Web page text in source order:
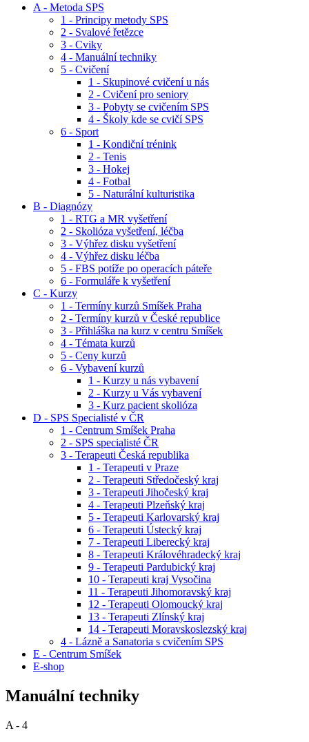
A - Metoda SPS
1 - Principy metody SPS
2 - Svalové řetězce
3 - Cviky
4 - Manuální techniky
5 - Cvičení
1 - Skupinové cvičení u nás
2 - Cvičení pro seniory
3 - Pobyty se cvičením SPS
4 - Školy kde se cvičí SPS
6 - Sport
1 - Kondiční trénink
2 - Tenis
3 - Hokej
4 - Fotbal
5 - Naturální kulturistika
B - Diagnózy
1 - RTG a MR vyšetření
2 - Skolióza vyšetření, léčba
3 - Výhřez disku vyšetření
4 - Výhřez disku léčba
5 - FBS potíže po operacích páteře
6 - Formuláře k vyšetření
C - Kurzy
1 - Termíny kurzů Smíšek Praha
2 - Termíny kurzů v České republice
3 - Přihláška na kurz v centru Smíšek
4 - Témata kurzů
5 - Ceny kurzů
6 - Vybavení kurzů
1 - Kurzy u nás vybavení
2 - Kurzy u Vás vybavení
3 - Kurz pacient skolióza
D - SPS Specialisté v ČR
1 - Centrum Smíšek Praha
2 - SPS specialisté ČR
3 - Terapeuti Česká republika
1 - Terapeuti v Praze
2 - Terapeuti Středočeský kraj
3 - Terapeuti Jihočeský kraj
4 - Terapeuti Plzeňský kraj
5 - Terapeuti Karlovarský kraj
6 - Terapeuti Ústecký kraj
7 - Terapeuti Liberecký kraj
8 - Terapeuti Královéhradecký kraj
9 - Terapeuti Pardubický kraj
10 - Terapeuti kraj Vysočina
11 - Terapeuti Jihomoravský kraj
12 - Terapeuti Olomoucký kraj
13 - Terapeuti Zlínský kraj
14 - Terapeuti Moravskoslezský kraj
4 - Lázně a Sanatoria s cvičením SPS
E - Centrum Smíšek
E-shop
Manuální techniky
A - 4